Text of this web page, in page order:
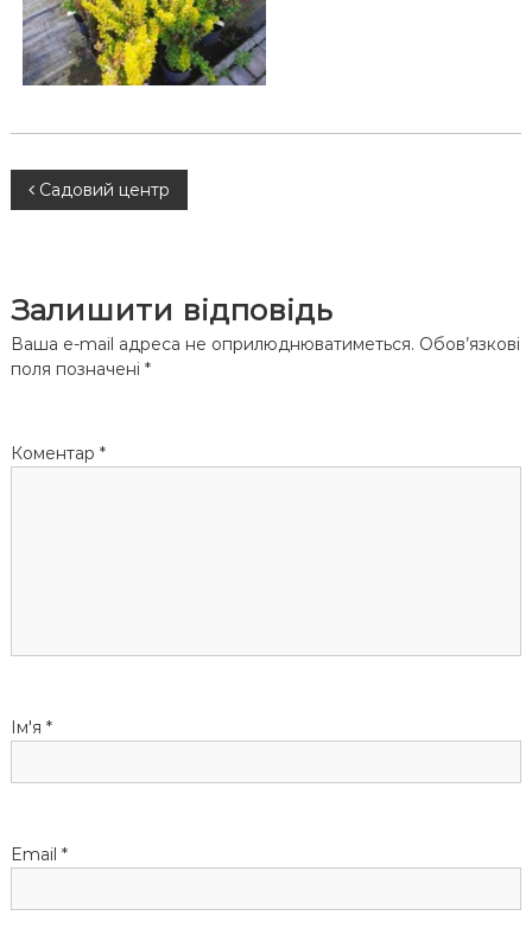
Н
в
і
а
а
п
и
Садовий центр
Залишити відповідь
Ваша e-mail адреса не оприлюднюватиметься. Обов’язкові
поля позначені *
Коментар *
Ім'я *
Email *